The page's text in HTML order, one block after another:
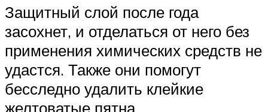
Защитный слой после года
засохнет, и отделаться от него без
применения химических средств не
удастся. Также они помогут
бесследно удалить клейкие
желтоватые пятна